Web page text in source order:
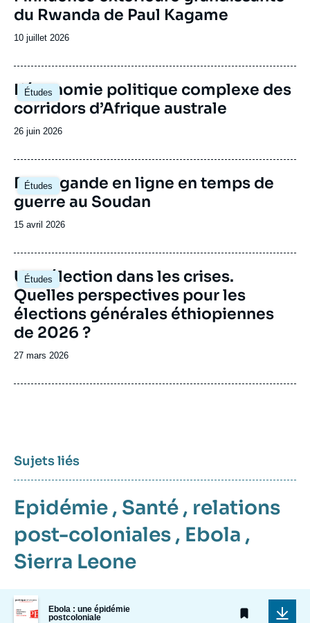
continent. Le Centre Afrique subsaharienne
accueille régulièrement des responsables
politiques de différents pays d’Afrique
du Rwanda de Paul Kagame
Date
publication
10 juillet 2026
Études
Image
principale
L’économie politique complexe des
corridors d’Afrique australe
Date
publication
26 juin 2026
Études
Image
principale
Propagande en ligne en temps de
guerre au Soudan
Date
publication
15 avril 2026
Études
Image
principale
Une élection dans les crises.
Quelles perspectives pour les
élections générales éthiopiennes
de 2026 ?
Date
publication
27 mars 2026
Sujets liés
Epidémie , Santé , relations
post-coloniales , Ebola ,
Sierra Leone
Image
de
Ebola : une épidémie
postcoloniale